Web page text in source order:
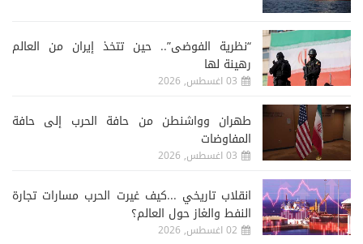
“نظرية الفوضى”.. حين تتخذ إيران من العالم
رهينة لها
03 اغسطس, 2026
طهران وواشنطن من حافة الحرب إلى حافة
المفاوضات
03 اغسطس, 2026
انقلاب تاريخي ...كيف غيرت الحرب مسارات تجارة
النفط والغاز حول العالم؟
02 اغسطس, 2026